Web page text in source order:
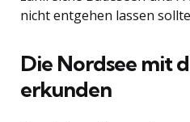
nicht entgehen lassen
Die Nordsee mit
erkunden